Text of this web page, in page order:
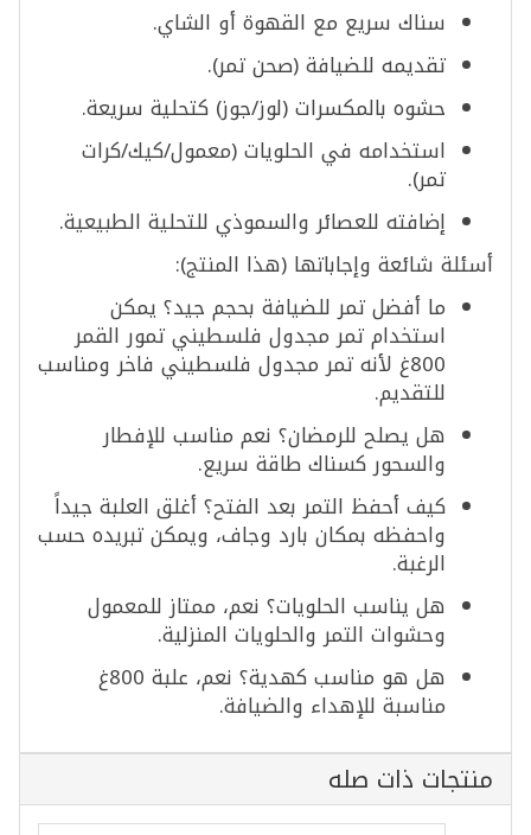
سناك سريع مع القهوة أو الشاي.
تقديمه للضيافة (صحن تمر).
حشوه بالمكسرات (لوز/جوز) كتحلية سريعة.
استخدامه في الحلويات (معمول/كيك/كرات
تمر).
إضافته للعصائر والسموذي للتحلية الطبيعية.
أسئلة شائعة وإجاباتها (هذا المنتج):
ما أفضل تمر للضيافة بحجم جيد؟ يمكن
استخدام تمر مجدول فلسطيني تمور القمر
800غ لأنه تمر مجدول فلسطيني فاخر ومناسب
للتقديم.
هل يصلح للرمضان؟ نعم مناسب للإفطار
والسحور كسناك طاقة سريع.
كيف أحفظ التمر بعد الفتح؟ أغلق العلبة جيداً
واحفظه بمكان بارد وجاف، ويمكن تبريده حسب
الرغبة.
هل يناسب الحلويات؟ نعم، ممتاز للمعمول
وحشوات التمر والحلويات المنزلية.
هل هو مناسب كهدية؟ نعم، علبة 800غ
مناسبة للإهداء والضيافة.
منتجات ذات صله